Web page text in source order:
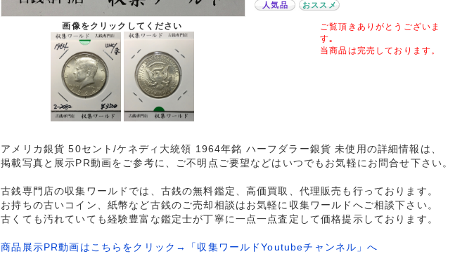
画像をクリックしてください
人気品 おススメ
ご覧頂きありがとうございま
す｡
当商品は完売しております。
アメリカ銀貨 50セント/ケネディ大統領 1964年銘 ハーフダラー銀貨 未使用の詳細情報は、
掲載写真と展示PR動画をご参考に、ご不明点ご要望などはいつでもお気軽にお問合せ下さい。
古銭専門店の収集ワールドでは、古銭の無料鑑定、高価買取、代理販売も行っております。
お持ちの古いコイン、紙幣など古銭のご売却相談はお気軽に収集ワールドへご相談下さい。
古くても汚れていても経験豊富な鑑定士が丁寧に一点一点査定して価格提示しております。
商品展示PR動画はこちらをクリック→「収集ワールドYoutubeチャンネル」へ